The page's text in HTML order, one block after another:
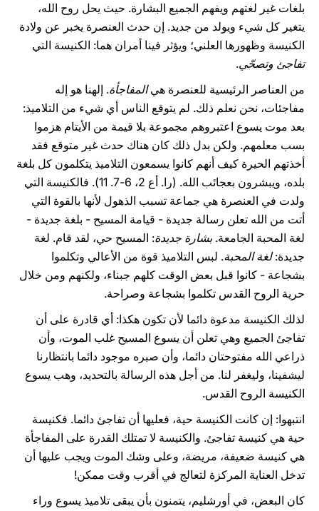
بلغات غير لغتهم ويفهم الجميع البشارة. حيث يحل روح الله،
يتغير كل شيء ويولد من جديد. إن حدث العنصرة يخبر عن ولادة
الكنيسة وظهورها العلني؛ ويؤثر فينا أمران هما: الكنيسة التي
تفاجئ وتصحّي.
من العناصر الرئيسية للعنصرة هيالمفاجأة. إلهنا هو إله
مفاجئات، نحن نعلم ذلك. لم يتوقع الناس أي شيء من التلاميذ:
بعد موت يسوع اعتبروهم مجموعة بلا قيمة من الأيتام هزموا
بسب معلمهم. ولكن بدل ذلك كان هناك حدث غير متوقع فقد
أخذتهم الحيرة كيف أنهم كانوا يسمعون التلاميذ يتكلمون كل بلغة
بلده، ويبشرون بعجائب الله. (را. أع 2، 6-7. 11). فالكنيسة التي
ولدت في العنصرة هي جماعة تسبب الذهول لأنها بالقوة التي
أتت من الله تعلن رسالة جديدة - قيامة المسيح - بلغة جديدة -
لغة المحبة الجامعة.بشارة جديدة: المسيح حي، لقد قام. لغة
جديدة:لغة المحبة. لبس التلاميذ قوة من الأعالي وتكلموا
بشجاعة - كانوا قبل بعض الوقت كلهم جبناء، ولكنهم ومن خلال
حرية الروح القدس تكلموا بشجاعة وصراحة.
لذلك الكنيسة مدعوة دائما لأن تكون هكذا: أي قادرة على أن
تفاجئ الجميع وهي تعلن أن يسوع المسيح غلب الموت، وأن
ذراعي الله مفتوحتان دائما، وأن صبره موجود دائما بانتظارنا
ليشفينا، وليغفر لنا. من أجل هذه الرسالة بالتحديد، وهب يسوع
الكنيسة الروح القدس.
انتبهوا: إن كانت الكنيسة حية، فعليها أن تفاجئ دائما. فكنيسة
حية هي كنيسة تفاجئ. والكنيسة لا تمتلك القدرة على المفاجأة
هي كنيسة ضعيفة، مريضة، وعلى وشك الموت ويجب عليها أن
تدخل العناية المركزة لتعالج في أقرب وقت ممكن!
كان البعض، في أورشليم، يتمنون بأن يبقى تلاميذ يسوع وراء